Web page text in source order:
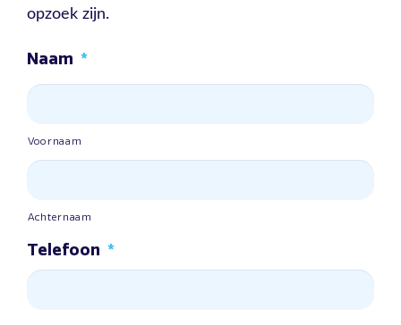
opzoek zijn.
Naam *
Voornaam
Achternaam
Telefoon *